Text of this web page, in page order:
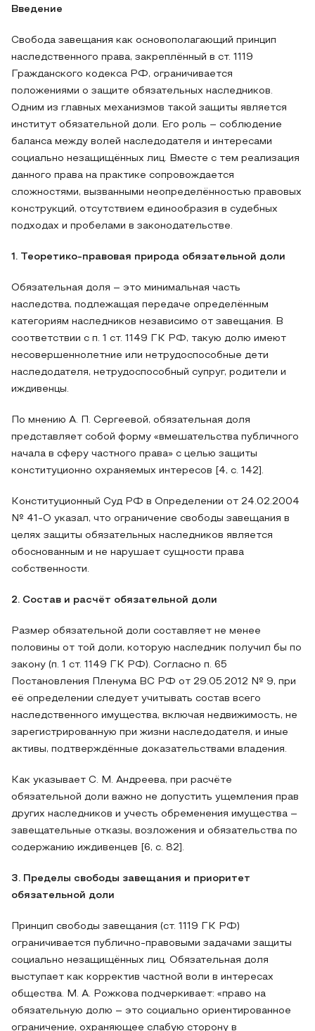
Введение
Свобода завещания как основополагающий принцип
наследственного права, закреплённый в ст. 1119
Гражданского кодекса РФ, ограничивается
положениями о защите обязательных наследников.
Одним из главных механизмов такой защиты является
институт обязательной доли. Его роль – соблюдение
баланса между волей наследодателя и интересами
социально незащищённых лиц. Вместе с тем реализация
данного права на практике сопровождается
сложностями, вызванными неопределённостью правовых
конструкций, отсутствием единообразия в судебных
подходах и пробелами в законодательстве.
1. Теоретико-правовая природа обязательной доли
Обязательная доля – это минимальная часть
наследства, подлежащая передаче определённым
категориям наследников независимо от завещания. В
соответствии с п. 1 ст. 1149 ГК РФ, такую долю имеют
несовершеннолетние или нетрудоспособные дети
наследодателя, нетрудоспособный супруг, родители и
иждивенцы.
По мнению А. П. Сергеевой, обязательная доля
представляет собой форму «вмешательства публичного
начала в сферу частного права» с целью защиты
конституционно охраняемых интересов [4, с. 142].
Конституционный Суд РФ в Определении от 24.02.2004
№ 41-О указал, что ограничение свободы завещания в
целях защиты обязательных наследников является
обоснованным и не нарушает сущности права
собственности.
2. Состав и расчёт обязательной доли
Размер обязательной доли составляет не менее
половины от той доли, которую наследник получил бы по
закону (п. 1 ст. 1149 ГК РФ). Согласно п. 65
Постановления Пленума ВС РФ от 29.05.2012 № 9, при
её определении следует учитывать состав всего
наследственного имущества, включая недвижимость, не
зарегистрированную при жизни наследодателя, и иные
активы, подтверждённые доказательствами владения.
Как указывает С. М. Андреева, при расчёте
обязательной доли важно не допустить ущемления прав
других наследников и учесть обременения имущества –
завещательные отказы, возложения и обязательства по
содержанию иждивенцев [6, с. 82].
3. Пределы свободы завещания и приоритет
обязательной доли
Принцип свободы завещания (ст. 1119 ГК РФ)
ограничивается публично-правовыми задачами защиты
социально незащищённых лиц. Обязательная доля
выступает как корректив частной воли в интересах
общества. М. А. Рожкова подчеркивает: «право на
обязательную долю – это социально ориентированное
ограничение, охраняющее слабую сторону в